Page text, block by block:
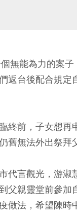
無能為力的案
返台後配合規
終前，子女想
舊無法外出祭拜
代言觀光，游
父親靈堂前參
做法，希望陳時